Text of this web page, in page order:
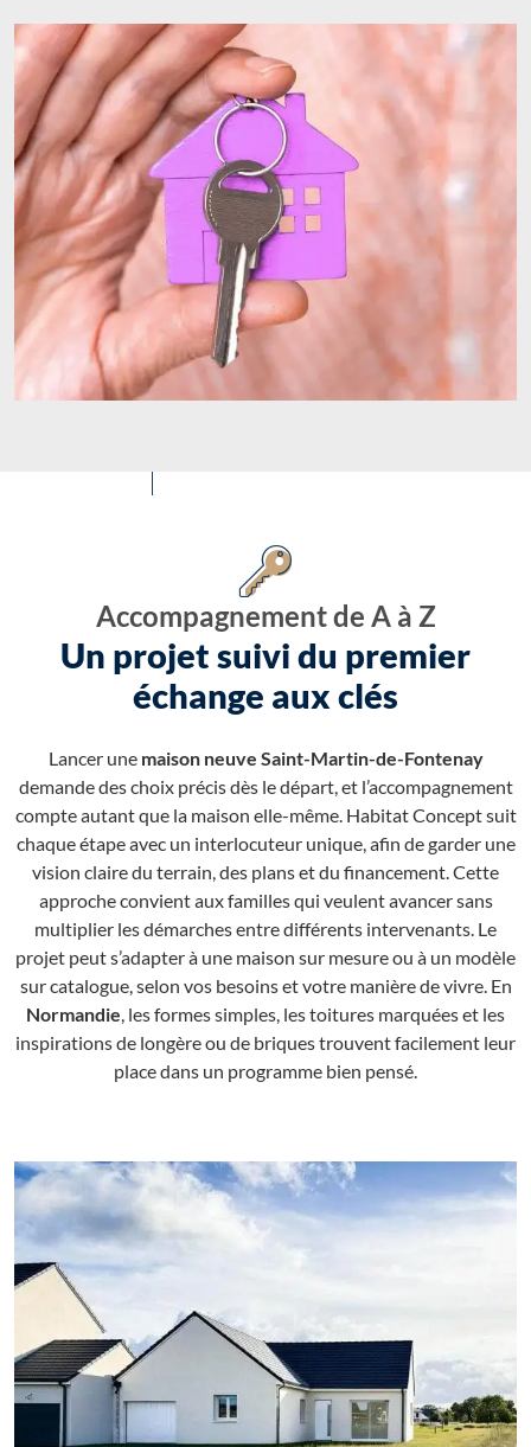
Accompagnement de A à Z
Un projet suivi du premier
échange aux clés
Lancer une maison neuve Saint-Martin-de-Fontenay
demande des choix précis dès le départ, et l’accompagnement
compte autant que la maison elle-même. Habitat Concept suit
chaque étape avec un interlocuteur unique, afin de garder une
vision claire du terrain, des plans et du financement. Cette
approche convient aux familles qui veulent avancer sans
multiplier les démarches entre différents intervenants. Le
projet peut s’adapter à une maison sur mesure ou à un modèle
sur catalogue, selon vos besoins et votre manière de vivre. En
Normandie, les formes simples, les toitures marquées et les
inspirations de longère ou de briques trouvent facilement leur
place dans un programme bien pensé.